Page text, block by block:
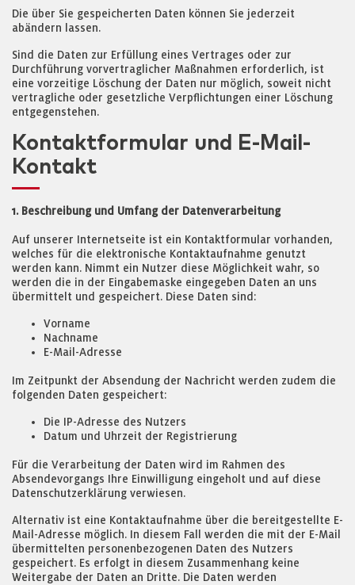
Die über Sie gespeicherten Daten können Sie jederzeit
abändern lassen.
Sind die Daten zur Erfüllung eines Vertrages oder zur
Durchführung vorvertraglicher Maßnahmen erforderlich, ist
eine vorzeitige Löschung der Daten nur möglich, soweit nicht
vertragliche oder gesetzliche Verpflichtungen einer Löschung
entgegenstehen.
Kontaktformular und E-Mail-
Kontakt
1. Beschreibung und Umfang der Datenverarbeitung
Auf unserer Internetseite ist ein Kontaktformular vorhanden,
welches für die elektronische Kontaktaufnahme genutzt
werden kann. Nimmt ein Nutzer diese Möglichkeit wahr, so
werden die in der Eingabemaske eingegeben Daten an uns
übermittelt und gespeichert. Diese Daten sind:
Vorname
Nachname
E-Mail-Adresse
Im Zeitpunkt der Absendung der Nachricht werden zudem die
folgenden Daten gespeichert:
Die IP-Adresse des Nutzers
Datum und Uhrzeit der Registrierung
Für die Verarbeitung der Daten wird im Rahmen des
Absendevorgangs Ihre Einwilligung eingeholt und auf diese
Datenschutzerklärung verwiesen.
Alternativ ist eine Kontaktaufnahme über die bereitgestellte E-
Mail-Adresse möglich. In diesem Fall werden die mit der E-Mail
übermittelten personenbezogenen Daten des Nutzers
gespeichert. Es erfolgt in diesem Zusammenhang keine
Weitergabe der Daten an Dritte. Die Daten werden